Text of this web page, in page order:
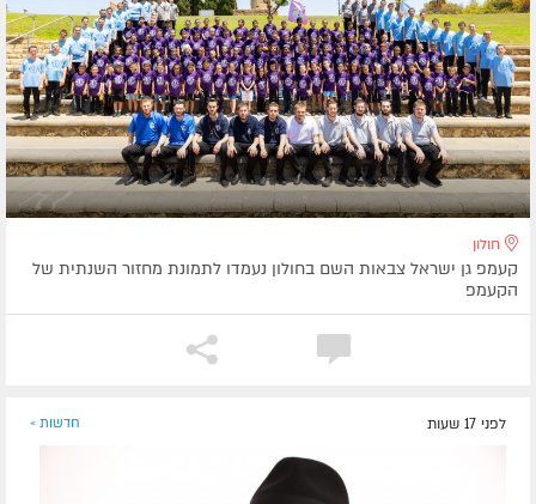
חולון
קעמפ גן ישראל צבאות השם בחולון נעמדו לתמונת מחזור השנתית של
הקעמפ
לפני 17 שעות חדשות »